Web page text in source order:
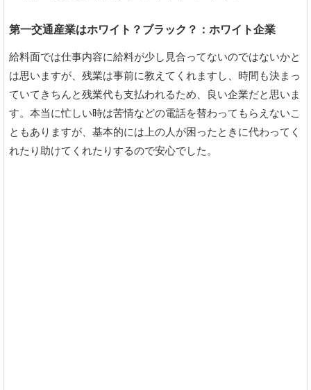
第一交通産業はホワイト？ブラック？：ホワイト企業
給料面では仕事内容に給料が少し見合ってないのではないかと
は思いますが、残業は事前に教えてくれますし、時間も決まっ
ていてきちんと残業代も支払われるため、良い企業だと思いま
す。本当に忙しい時は苦情などの電話を替わってもらえないこ
ともありますが、基本的には上の人が困ったときに代わってく
れたり助けてくれたりするので安心でした。